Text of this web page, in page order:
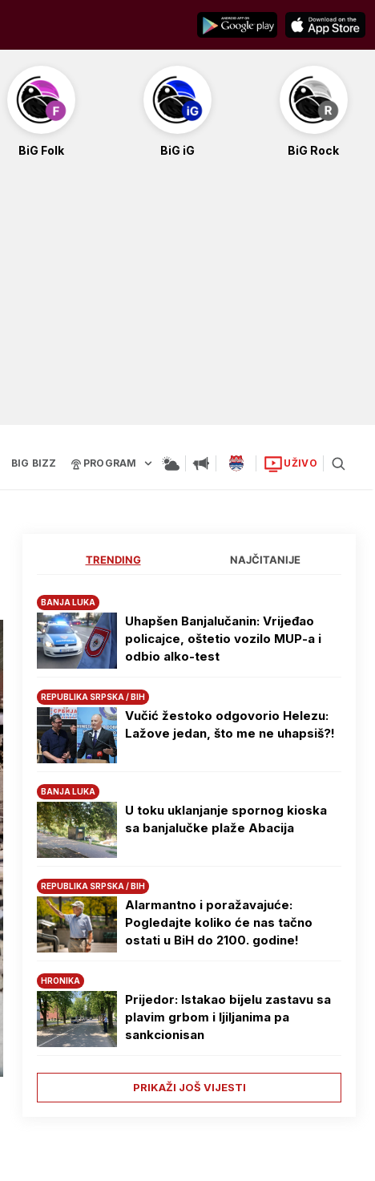
BiG Folk BiG iG BiG Rock
BIG BIZZ PROGRAM UŽIVO
TRENDING NAJČITANIJE
BANJA LUKA
Uhapšen Banjalučanin: Vrijeđao
policajce, oštetio vozilo MUP-a i
odbio alko-test
REPUBLIKA SRPSKA / BIH
Vučić žestoko odgovorio Helezu:
Lažove jedan, što me ne uhapsiš?!
BANJA LUKA
U toku uklanjanje spornog kioska
sa banjalučke plaže Abacija
REPUBLIKA SRPSKA / BIH
Alarmantno i poražavajuće:
Pogledajte koliko će nas tačno
ostati u BiH do 2100. godine!
HRONIKA
Prijedor: Istakao bijelu zastavu sa
plavim grbom i ljiljanima pa
sankcionisan
PRIKAŽI JOŠ VIJESTI